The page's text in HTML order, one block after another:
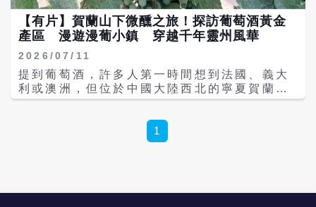
【有片】賀蘭山下微醺之旅！探訪葡萄酒黃金
產區 漫遊漫葡小鎮 穿越千年靈州風華
2026/07/11
提到葡萄酒，許多人第一時間想到法國、義大
利或澳洲，但位於中國大陸西北的寧夏賀蘭山
東麓，近年憑藉優異的自然條件與屢獲國際肯
萄酒產區，也被譽為大陸最具代表性的精品葡
1